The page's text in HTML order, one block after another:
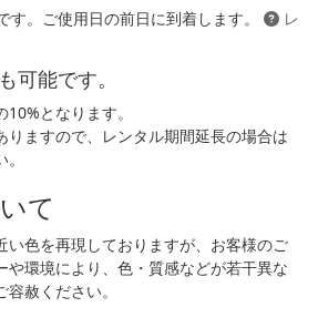
す。ご使用日の前日に到着します。
レ
可能です。
となります。
りますので、レンタル期間延長の場合は
て
い色を再現しておりますが、お客様のご
や環境により、色・質感などが若干異な
赦ください。